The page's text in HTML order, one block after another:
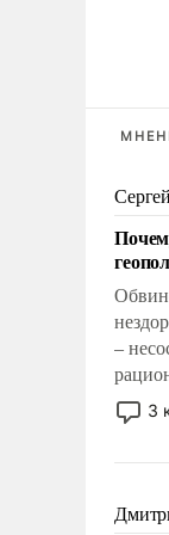
–
имеет
3